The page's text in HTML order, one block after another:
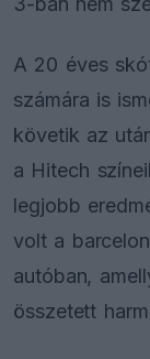
A 20 éves
számára is
követik az
a Hitech
legjobb
volt a
autóban,
összetett